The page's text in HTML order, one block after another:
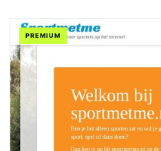
PREMIUM